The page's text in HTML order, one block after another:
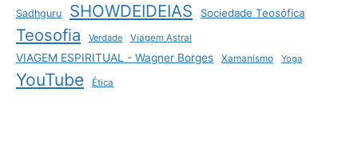
Sadhguru SHOWDEIDEIAS Sociedade Teosófica
Teosofia Verdade Viagem Astral
VIAGEM ESPIRITUAL - Wagner Borges Xamanismo Yoga
YouTube Ética